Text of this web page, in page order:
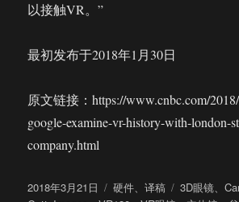
以接触VR。”
最初发布于2018年1月30日
原文链接：https://www.cnbc.com/
google-examine-vr-history-with-london-
company.html
发
2018年3月21日
分
硬件、译稿
标
3D眼镜、